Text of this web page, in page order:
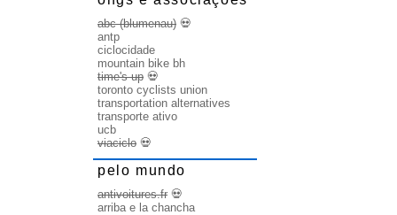
abc (blumenau) 💀
antp
ciclocidade
mountain bike bh
time's up 💀
toronto cyclists union
transportation alternatives
transporte ativo
ucb
viaciclo 💀
pelo mundo
antivoitures.fr 💀
arriba e la chancha